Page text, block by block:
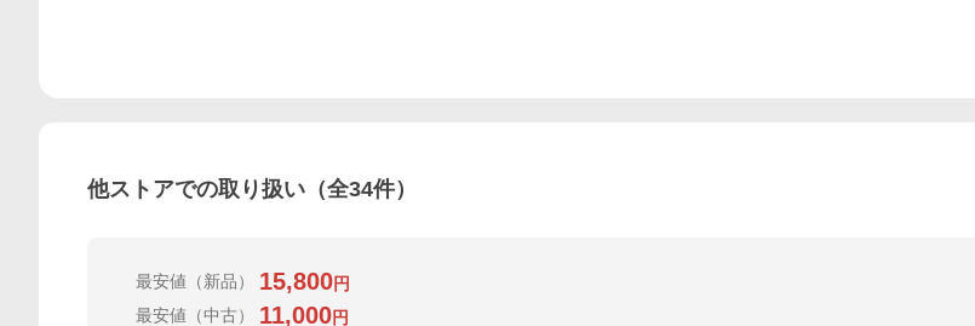
他ストアでの取り扱い（全34件）
最安値 （新品） 15,800円
最安値 （中古） 11,000円